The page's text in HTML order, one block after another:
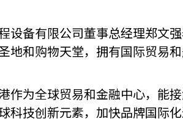
设备有限公司董事总经理郑文
地和购物天堂，拥有国际贸易
作为全球贸易和金融中心，能
科技创新元素，加快品牌国际化